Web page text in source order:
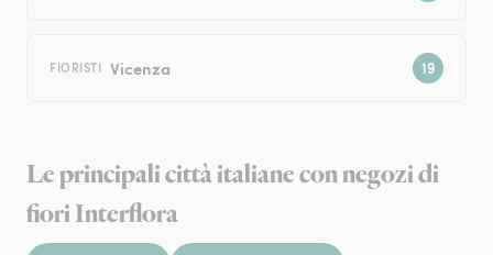
FIORISTI Vicenza
Le principali città italiane con negozi di
fiori Interflora